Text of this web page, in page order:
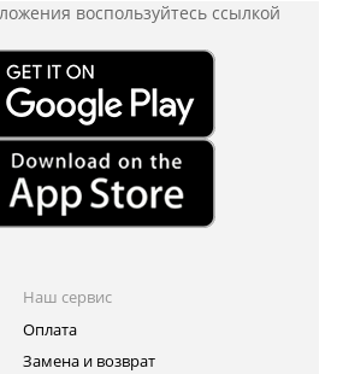
воспользуйтесь ссылкой
Наш сервис
Оплата
Замена и возврат